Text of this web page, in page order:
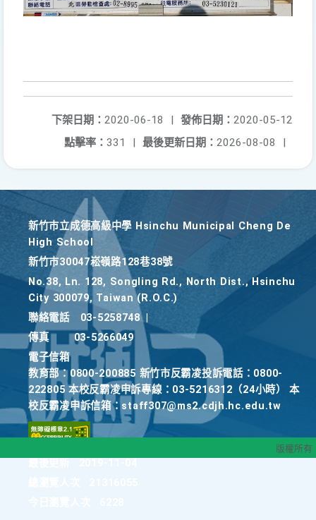
發佈日期： 2020-05-12
下架日期： 2020-06-18
|
最後更新日期： 2026-08-08 |
點擊率： 331 |
新竹巿立成德高級中學 Hsinchu Municipal Cheng De
High School
新竹巿30047崧嶺路128巷38號
No.38, Ln. 128, Songling Rd., North Dist., Hsinchu
City 300079, Taiwan (R.O.C.)
聯絡電話
03-5258748
傳真
03-5266049
電子信箱
教育部：0800-200885 新竹市反霸凌投訴電話：0800-
222805 本校反霸凌申訴專線：03-5216312（24小時） 本
校反霸凌申訴信箱：staff307@ms2.cdjh.hc.edu.tw
版權所有